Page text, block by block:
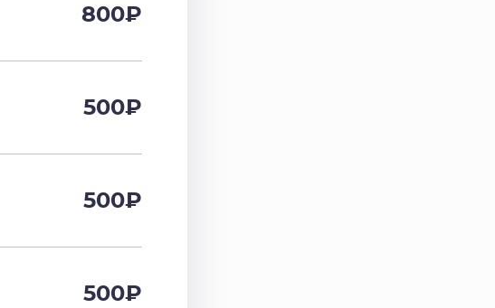
800₽
500₽
500₽
500₽